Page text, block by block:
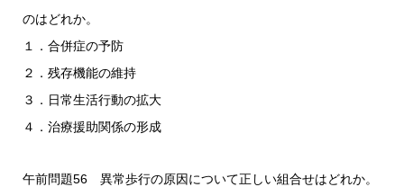
のはどれか。
１．合併症の予防
２．残存機能の維持
３．日常生活行動の拡大
４．治療援助関係の形成
午前問題56 異常歩行の原因について正しい組合せはどれか。